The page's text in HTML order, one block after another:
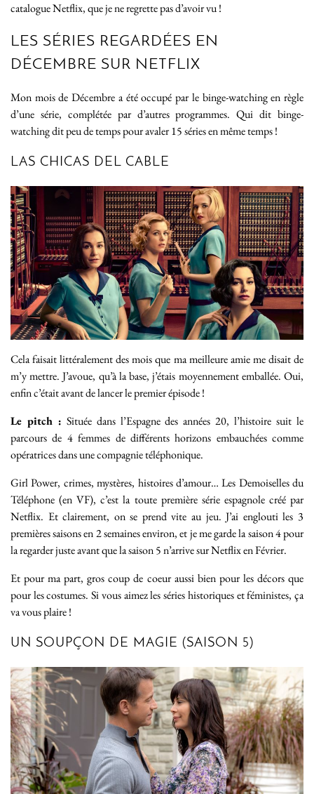
catalogue Netflix, que je ne regrette pas d’avoir vu !
LES SÉRIES REGARDÉES EN
DÉCEMBRE SUR NETFLIX
Mon mois de Décembre a été occupé par le binge-watching en règle
d’une série, complétée par d’autres programmes. Qui dit binge-
watching dit peu de temps pour avaler 15 séries en même temps !
LAS CHICAS DEL CABLE
Cela faisait littéralement des mois que ma meilleure amie me disait de
m’y mettre. J’avoue, qu’à la base, j’étais moyennement emballée. Oui,
enfin c’était avant de lancer le premier épisode !
Le pitch : Située dans l’Espagne des années 20, l’histoire suit le
parcours de 4 femmes de différents horizons embauchées comme
opératrices dans une compagnie téléphonique.
Girl Power, crimes, mystères, histoires d’amour… Les Demoiselles du
Téléphone (en VF), c’est la toute première série espagnole créé par
Netflix. Et clairement, on se prend vite au jeu. J’ai englouti les 3
premières saisons en 2 semaines environ, et je me garde la saison 4 pour
la regarder juste avant que la saison 5 n’arrive sur Netflix en Février.
Et pour ma part, gros coup de coeur aussi bien pour les décors que
pour les costumes. Si vous aimez les séries historiques et féministes, ça
va vous plaire !
UN SOUPÇON DE MAGIE (SAISON 5)